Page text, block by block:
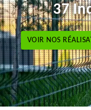
37
VOIR NOS